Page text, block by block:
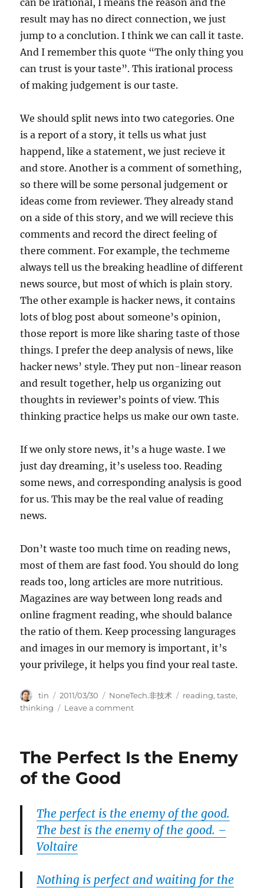
can be irational, I means the reason and the
result may has no direct connection, we just
jump to a conclution. I think we can call it taste.
And I remember this quote “The only thing you
can trust is your taste”. This irational process
of making judgement is our taste.
We should split news into two categories. One
is a report of a story, it tells us what just
happend, like a statement, we just recieve it
and store. Another is a comment of something,
so there will be some personal judgement or
ideas come from reviewer. They already stand
on a side of this story, and we will recieve this
comments and record the direct feeling of
there comment. For example, the techmeme
always tell us the breaking headline of different
news source, but most of which is plain story.
The other example is hacker news, it contains
lots of blog post about someone’s opinion,
those report is more like sharing taste of those
things. I prefer the deep analysis of news, like
hacker news’ style. They put non-linear reason
and result together, help us organizing out
thoughts in reviewer’s points of view. This
thinking practice helps us make our own taste.
If we only store news, it’s a huge waste. I we
just day dreaming, it’s useless too. Reading
some news, and corresponding analysis is good
for us. This may be the real value of reading
news.
Don’t waste too much time on reading news,
most of them are fast food. You should do long
reads too, long articles are more nutritious.
Magazines are way between long reads and
online fragment reading, whe should balance
the ratio of them. Keep processing langurages
and images in our memory is important, it’s
your privilege, it helps you find your real taste.
Author
tin
Posted
on
2011/03/30 Categories
NoneTech.非技术 Tags
reading,taste,
thinking
Leave a commenton
reading
The Perfect Is the Enemy
of the Good
The perfect is the enemy of the good.
The best is the enemy of the good. –
Voltaire
Nothing is perfect and waiting for the